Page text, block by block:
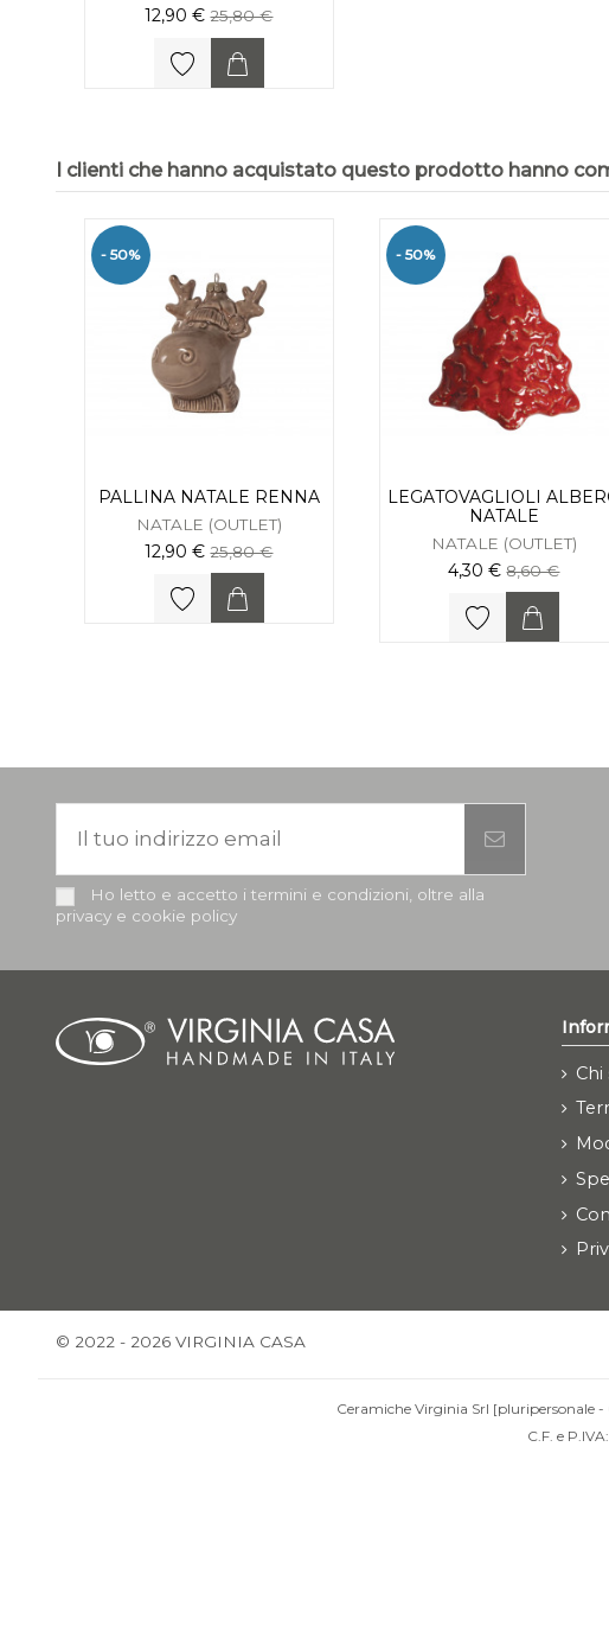
12,90 €25,80 €
I clienti che hanno acquistato questo prodotto hanno
- 50%
PALLINA NATALE RENNA
NATALE (OUTLET)
12,90 €25,80 €
- 50%
LEGATOVAGLIOLI
NATALE
NATALE (OUTLET)
4,30 €8,60 €
Ho letto e accetto i termini e condizioni, oltre alla
privacy e cookie policy
Chi
© 2022 - 2026 VIRGINIA CASA
Ceramiche Virginia Srl [pluripersonale -
C.F. e